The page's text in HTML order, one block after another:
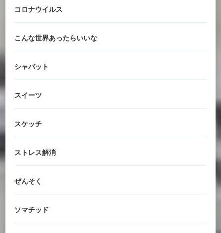
コロナウイルス
こんな世界あったらいいな
シャバット
スイーツ
スケッチ
ストレス解消
ぜんそく
ソマチッド